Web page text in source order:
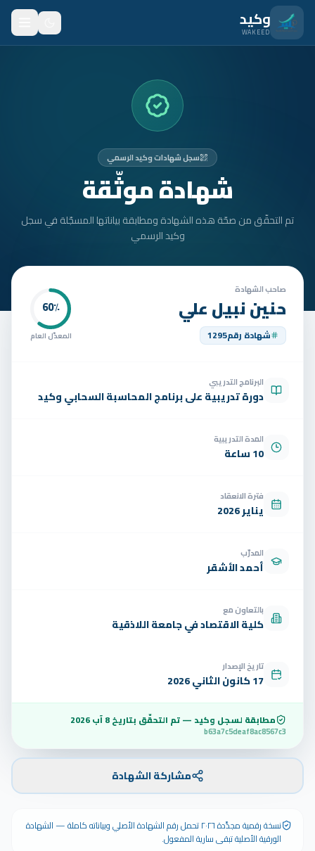
انتقل للمحتوى الرئيسي
وكيد
WAKEED
المتدربون
الأمان
تواصل
الوظائف
سجل شهادات وكيد الرسمي
شهادة موثّقة
تم التحقّق من صحّة هذه الشهادة ومطابقة بياناتها المسجّلة في سجل
وكيد الرسمي
صاحب الشهادة
حنين نبيل علي
شهادة رقم1295
60٪
المعدّل العام
البرنامج التدريبي
دورة تدريبية على برنامج المحاسبة السحابي وكيد
المدة التدريبية
10 ساعة
فترة الانعقاد
يناير 2026
المدرّب
أحمد الأشقر
بالتعاون مع
كلية الاقتصاد في جامعة اللاذقية
تاريخ الإصدار
17 كانون الثاني 2026
مطابقة لسجل وكيد — تم التحقّق بتاريخ8 آب 2026
b63a7c5deaf8ac8567c3
مشاركة الشهادة
نسخة رقمية مجدَّدة ٢٠٢٦ تحمل رقم الشهادة الأصلي وبياناته كاملة — الشهادة
الورقية الأصلية تبقى سارية المفعول.